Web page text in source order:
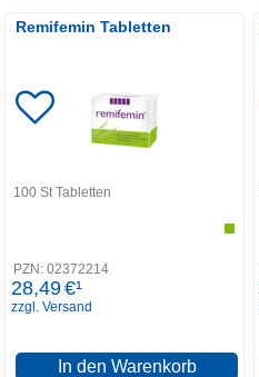
Remifemin Tabletten
100 St Tabletten
PZN: 02372214
28,49€¹
zzgl. Versand
In den Warenkorb